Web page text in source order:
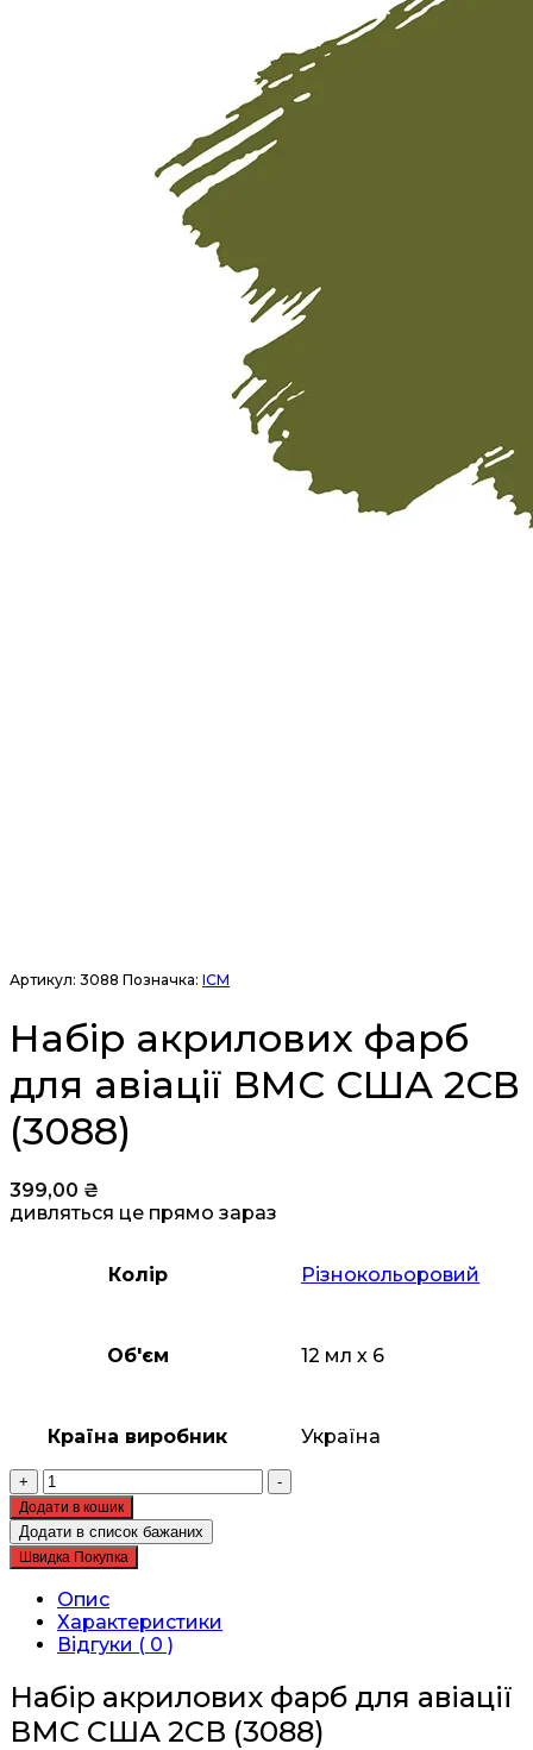
Артикул: 3088 Позначка: ICM
Набір акрилових фарб
для авіації ВМС США 2СВ
(3088)
399,00 ₴
дивляться це прямо зараз
Колір Різнокольоровий
Об'єм 12 мл х 6
Країна виробник Україна
+
Набір
акрилових
фарб
для
авіації
ВМС
США
2СВ
(3088)
кількість
-
Додати в кошик
Додати в список бажаних
Швидка Покупка
Опис
Характеристики
Відгуки ( 0 )
Набір акрилових фарб для авіації
ВМС США 2СВ (3088)